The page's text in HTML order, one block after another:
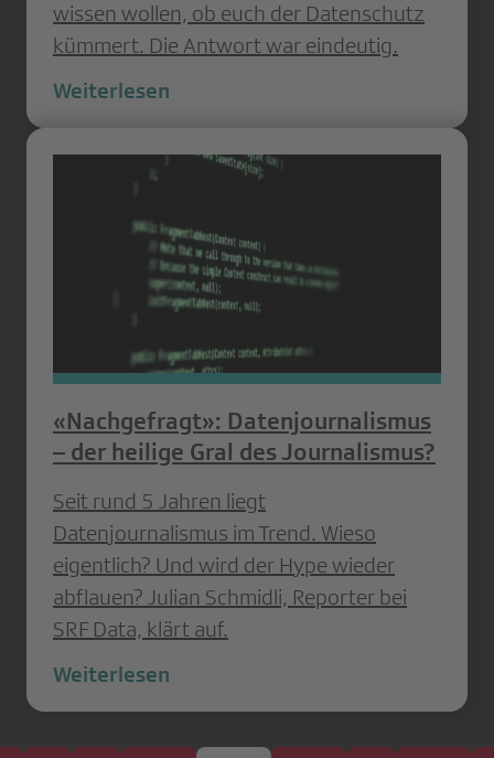
wissen wollen, ob euch der Datenschutz
kümmert. Die Antwort war eindeutig.
Weiterlesen
«Nachgefragt»: Datenjournalismus
– der heilige Gral des Journalismus?
Seit rund 5 Jahren liegt
Datenjournalismus im Trend. Wieso
eigentlich? Und wird der Hype wieder
abflauen? Julian Schmidli, Reporter bei
SRF Data, klärt auf.
Weiterlesen